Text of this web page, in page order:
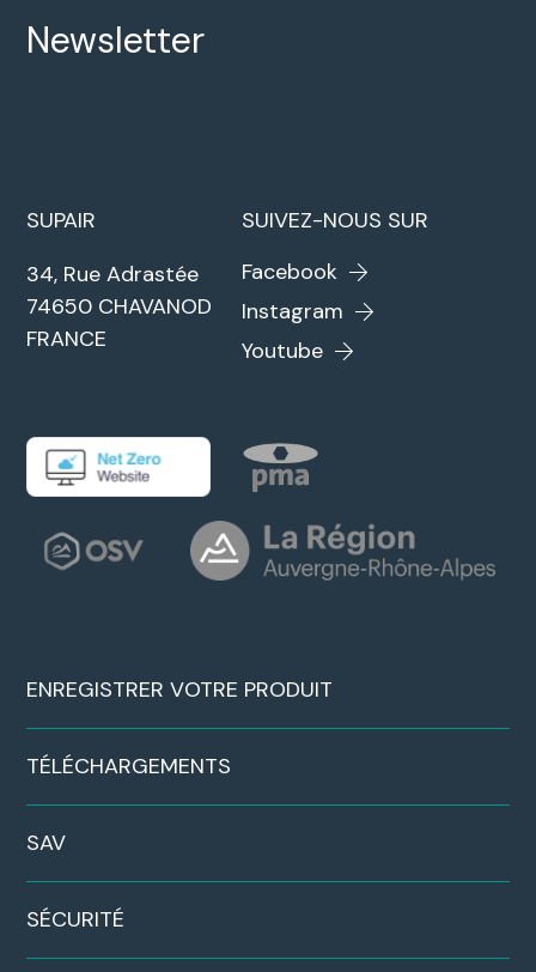
Newsletter
SUPAIR
34, Rue Adrastée
74650 CHAVANOD
FRANCE
SUIVEZ-NOUS SUR
Facebook
Instagram
Youtube
ENREGISTRER VOTRE PRODUIT
TÉLÉCHARGEMENTS
SAV
SÉCURITÉ